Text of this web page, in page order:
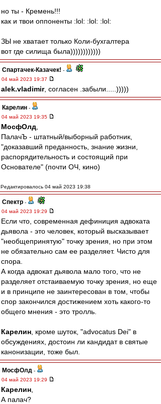
но ты - Кремень!!!
как и твои оппоненты :lol: :lol: :lol:
ЗЫ не хватает только Коли-бухгалтера
вот где силища была))))))))))))
Спартачек-Казачек! -
04 май 2023 19:37
alek.vladimir, согласен .забыли.....)))))
Карелин -
04 май 2023 19:35
МосфОлд
ПалачЪ - штатный/выборный работник,
"доказавший преданность, знание жизни,
распорядительность и состоящий при
Основателе" (почти ОЧ, кино)
Редактировалось 04 май 2023 19:38
Спектр -
04 май 2023 19:29
Если что, современная дефиниция адвоката
дьявола - это человек, который высказывает
"необщепринятую" точку зрения, но при этом
не обязательно сам ее разделяет. Чисто для
спора.
А когда адвокат дьявола мало того, что не
разделяет отстаиваемую точку зрения, но еще
и в принципе не заинтересован в том, чтобы
спор закончился достижением хоть какого-то
общего мнения - это тролль.
Карелин , кроме шуток, "advocatus Dei" в
обсуждениях, достоин ли кандидат в святые
канонизации, тоже был.
МосфОлд -
04 май 2023 19:29
Карелин
А палач?